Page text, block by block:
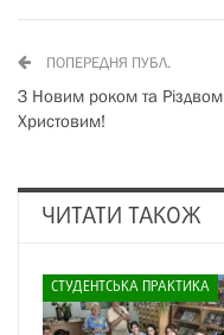
ПОПЕРЕДНЯ ПУБЛ.
З Новим роком та Різдвом
Христовим!
ЧИТАТИ ТАКОЖ
СТУДЕНТСЬКА ПРАКТИКА